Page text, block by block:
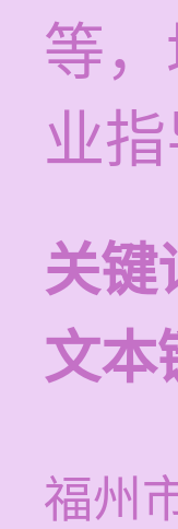
等
业指
关键
文本
福州